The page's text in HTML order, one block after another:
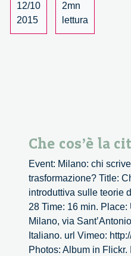
12/10
2015
2mn
lettura
Che cos’è la
Event: Milano: chi
trasformazione? Title:
introduttiva sulle teorie
28 Time: 16 min.
Milano, via
Italiano. url Vimeo:
Photos: Album in Flickr.